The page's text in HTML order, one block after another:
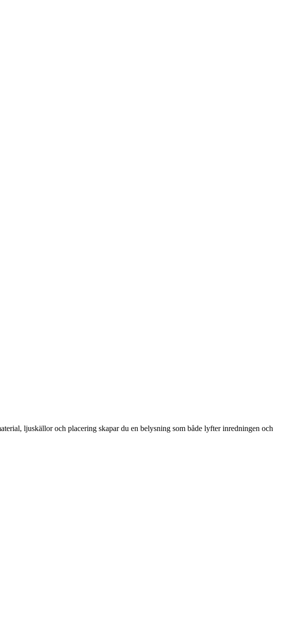
ljuskällor och placering skapar du en belysning som både lyfter inredningen och